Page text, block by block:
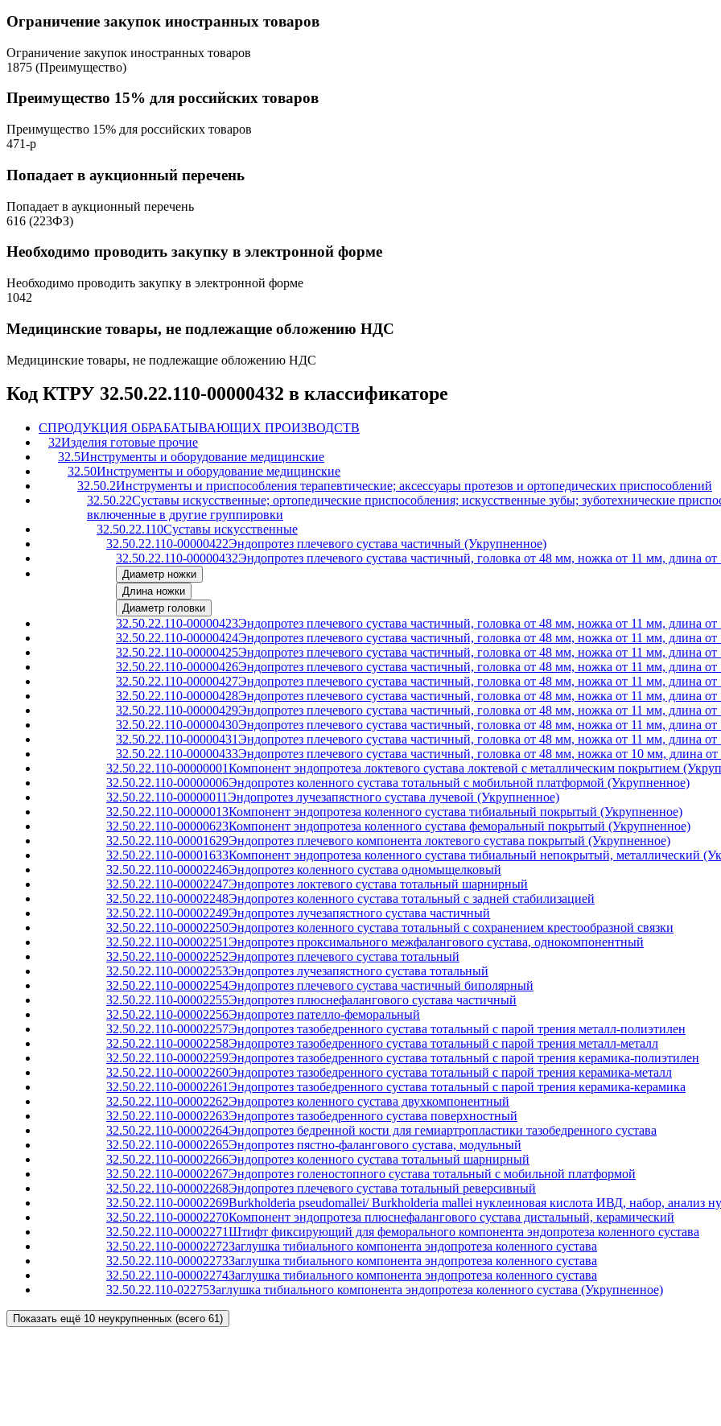
Ограничение закупок иностранных товаров
Ограничение закупок иностранных товаров
1875 (Преимущество)
Преимущество 15% для российских товаров
Преимущество 15% для российских товаров
471-р
Попадает в аукционный перечень
Попадает в аукционный перечень
616 (223ФЗ)
Необходимо проводить закупку в электронной форме
Необходимо проводить закупку в электронной форме
1042
Медицинские товары, не подлежащие обложению НДС
Медицинские товары, не подлежащие обложению НДС
Код КТРУ 32.50.22.110-00000432 в классификаторе
CПРОДУКЦИЯ ОБРАБАТЫВАЮЩИХ ПРОИЗВОДСТВ
32Изделия готовые прочие
32.5Инструменты и оборудование медицинские
32.50Инструменты и оборудование медицинские
32.50.2Инструменты и приспособления терапевтические; аксессуары протезов и ортопедических приспособлений
32.50.22Суставы искусственные; ортопедические приспособления; искусственные зубы; зуботехнические
включенные в другие группировки
32.50.22.110Суставы искусственные
32.50.22.110-00000422Эндопротез плечевого сустава частичный (Укрупненное)
32.50.22.110-00000432Эндопротез плечевого сустава частичный, головка от 48 мм, ножка от 11 мм, длина
Диаметр ножки
Длина ножки
Диаметр головки
32.50.22.110-00000423Эндопротез плечевого сустава частичный, головка от 48 мм, ножка от 11 мм, длина
32.50.22.110-00000424Эндопротез плечевого сустава частичный, головка от 48 мм, ножка от 11 мм, длина
32.50.22.110-00000425Эндопротез плечевого сустава частичный, головка от 48 мм, ножка от 11 мм, длина
32.50.22.110-00000426Эндопротез плечевого сустава частичный, головка от 48 мм, ножка от 11 мм, длина
32.50.22.110-00000427Эндопротез плечевого сустава частичный, головка от 48 мм, ножка от 11 мм, длина
32.50.22.110-00000428Эндопротез плечевого сустава частичный, головка от 48 мм, ножка от 11 мм, длина
32.50.22.110-00000429Эндопротез плечевого сустава частичный, головка от 48 мм, ножка от 11 мм, длина
32.50.22.110-00000430Эндопротез плечевого сустава частичный, головка от 48 мм, ножка от 11 мм, длина
32.50.22.110-00000431Эндопротез плечевого сустава частичный, головка от 48 мм, ножка от 11 мм, длина
32.50.22.110-00000433Эндопротез плечевого сустава частичный, головка от 48 мм, ножка от 10 мм, длина
32.50.22.110-00000001Компонент эндопротеза локтевого сустава локтевой с металлическим покрытием
32.50.22.110-00000006Эндопротез коленного сустава тотальный с мобильной платформой (Укрупненное)
32.50.22.110-00000011Эндопротез лучезапястного сустава лучевой (Укрупненное)
32.50.22.110-00000013Компонент эндопротеза коленного сустава тибиальный покрытый (Укрупненное)
32.50.22.110-00000623Компонент эндопротеза коленного сустава феморальный покрытый (Укрупненное)
32.50.22.110-00001629Эндопротез плечевого компонента локтевого сустава покрытый (Укрупненное)
32.50.22.110-00001633Компонент эндопротеза коленного сустава тибиальный непокрытый, металлический
32.50.22.110-00002246Эндопротез коленного сустава одномыщелковый
32.50.22.110-00002247Эндопротез локтевого сустава тотальный шарнирный
32.50.22.110-00002248Эндопротез коленного сустава тотальный с задней стабилизацией
32.50.22.110-00002249Эндопротез лучезапястного сустава частичный
32.50.22.110-00002250Эндопротез коленного сустава тотальный с сохранением крестообразной связки
32.50.22.110-00002251Эндопротез проксимального межфалангового сустава, однокомпонентный
32.50.22.110-00002252Эндопротез плечевого сустава тотальный
32.50.22.110-00002253Эндопротез лучезапястного сустава тотальный
32.50.22.110-00002254Эндопротез плечевого сустава частичный биполярный
32.50.22.110-00002255Эндопротез плюснефалангового сустава частичный
32.50.22.110-00002256Эндопротез пателло-феморальный
32.50.22.110-00002257Эндопротез тазобедренного сустава тотальный с парой трения металл-полиэтилен
32.50.22.110-00002258Эндопротез тазобедренного сустава тотальный с парой трения металл-металл
32.50.22.110-00002259Эндопротез тазобедренного сустава тотальный с парой трения керамика-полиэтилен
32.50.22.110-00002260Эндопротез тазобедренного сустава тотальный с парой трения керамика-металл
32.50.22.110-00002261Эндопротез тазобедренного сустава тотальный с парой трения керамика-керамика
32.50.22.110-00002262Эндопротез коленного сустава двухкомпонентный
32.50.22.110-00002263Эндопротез тазобедренного сустава поверхностный
32.50.22.110-00002264Эндопротез бедренной кости для гемиартропластики тазобедренного сустава
32.50.22.110-00002265Эндопротез пястно-фалангового сустава, модульный
32.50.22.110-00002266Эндопротез коленного сустава тотальный шарнирный
32.50.22.110-00002267Эндопротез голеностопного сустава тотальный с мобильной платформой
32.50.22.110-00002268Эндопротез плечевого сустава тотальный реверсивный
32.50.22.110-00002269Burkholderia pseudomallei/ Burkholderia mallei нуклеиновая кислота ИВД, набор, анализ
32.50.22.110-00002270Компонент эндопротеза плюснефалангового сустава дистальный, керамический
32.50.22.110-00002271Штифт фиксирующий для феморального компонента эндопротеза коленного сустава
32.50.22.110-00002272Заглушка тибиального компонента эндопротеза коленного сустава
32.50.22.110-00002273Заглушка тибиального компонента эндопротеза коленного сустава
32.50.22.110-00002274Заглушка тибиального компонента эндопротеза коленного сустава
32.50.22.110-02275Заглушка тибиального компонента эндопротеза коленного сустава (Укрупненное)
Показать ещё 10 неукрупненных (всего 61)